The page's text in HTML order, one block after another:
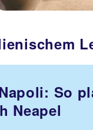
So
Neapel